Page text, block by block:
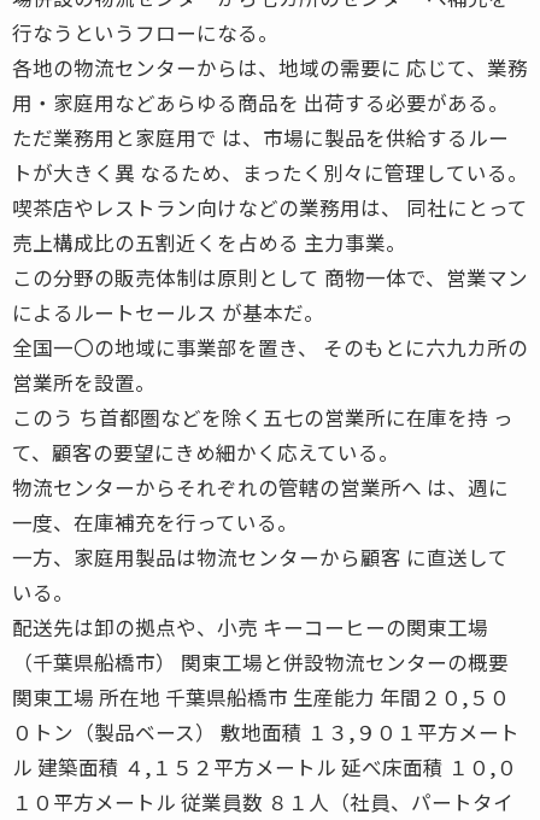
行なうというフローになる。
各地の物流センターからは、地域の需要に 応じて、業務
用・家庭用などあらゆる商品を 出荷する必要がある。
ただ業務用と家庭用で は、市場に製品を供給するルー
トが大きく異 なるため、まったく別々に管理している。
喫茶店やレストラン向けなどの業務用は、 同社にとって
売上構成比の五割近くを占める 主力事業。
この分野の販売体制は原則として 商物一体で、営業マン
によるルートセールス が基本だ。
全国一〇の地域に事業部を置き、 そのもとに六九カ所の
営業所を設置。
このう ち首都圏などを除く五七の営業所に在庫を持 っ
て、顧客の要望にきめ細かく応えている。
物流センターからそれぞれの管轄の営業所へ は、週に
一度、在庫補充を行っている。
一方、家庭用製品は物流センターから顧客 に直送して
いる。
配送先は卸の拠点や、小売 キーコーヒーの関東工場
（千葉県船橋市） 関東工場と併設物流センターの概要
関東工場 所在地 千葉県船橋市 生産能力 年間２０,５０
０トン（製品ベース） 敷地面積 １３,９０１平方メート
ル 建築面積 ４,１５２平方メートル 延べ床面積 １０,０
１０平方メートル 従業員数 ８１人（社員、パートタイ